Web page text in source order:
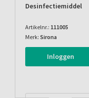
Desinfectiemiddel
Artikelnr.: 111005
Merk: Sirona
Inloggen